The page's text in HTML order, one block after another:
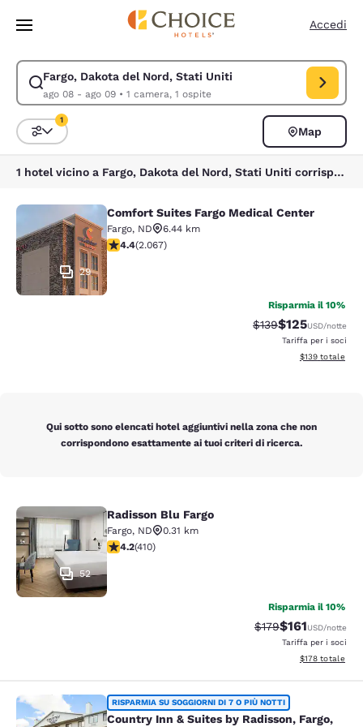
Vai A Contenuto Principale
Accedi
Fargo, Dakota del Nord, Stati Uniti
ago 08 - ago 09• 1 camera, 1 ospite
Modifica la ricerca per Fargo, Dakota del Nord, Stati Uniti. Data di
Ordina e filtra
1
Map
1 hotel vicino a Fargo, Dakota del Nord, Stati Uniti corrispondono ai tuoi filtri
Comfort Suites Fargo Medical
29
Comfort Suites Fargo Medical Center
Fargo, ND
6.44 km
Valutazione di 4.43 stelle. Ottimo. 2067 recensioni
4.4(2.067)
Risparmia il 10%
Tariffa di barratura:
$139Tariffa
$125USD/notte
Tariffa per i soci
Visualizza i
$139 totale
Qui sotto sono elencati hotel aggiuntivi nella zona che non
corrispondono esattamente ai tuoi criteri di ricerca.
Radisson Blu Fargo
52
Radisson Blu Fargo
Fargo, ND
0.31 km
Valutazione di 4.2 stelle. Ottimo. 410 recensioni
4.2(410)
Risparmia il 10%
Tariffa di
$179Tariffa
$161USD/notte
Tariffa per i soci
Visualizza i
$178 totale
Country Inn & Suites by Radisson,
RISPARMIA SU SOGGIORNI DI 7 O PIÙ NOTTI
Country Inn & Suites by Radisson, Fargo,